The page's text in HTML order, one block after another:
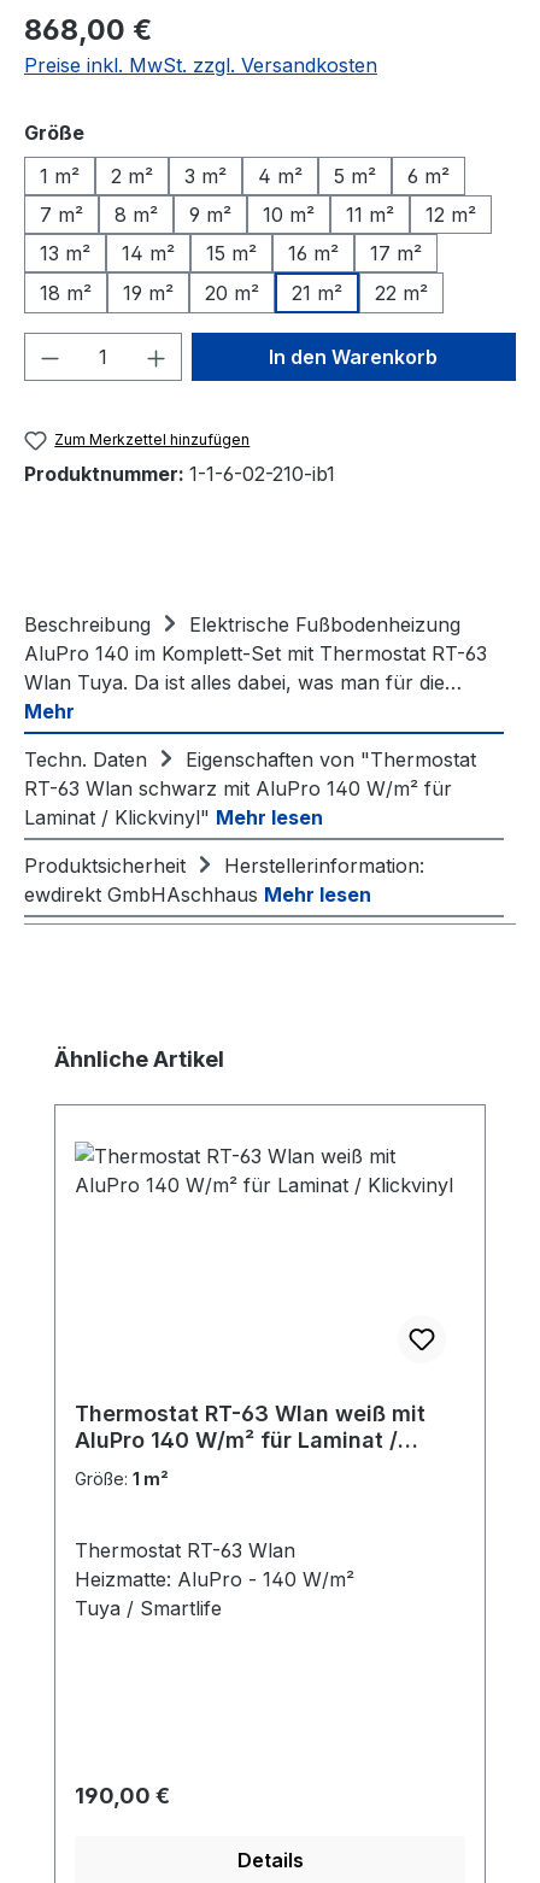
Regulärer Preis:
868,00 €
Preise inkl. MwSt. zzgl. Versandkosten
Größeauswählen
1 m²
2 m² 3 m² 4 m² 5 m²
6 m²
7 m²
8 m² 9 m² 10 m² 11 m²
12 m²
13 m²
14 m² 15 m² 16 m²
17 m²
18 m²
19 m² 20 m² 21 m² 22 m²
Produkt Anzahl: Gib denIn den Warenkorb
Zum Merkzettel hinzufügen
Produktnummer: 1-1-6-02-210-ib1
Beschreibung
Elektrische Fußbodenheizung
AluPro 140 im Komplett-Set mit Thermostat RT-63
Wlan Tuya. Da ist alles dabei, was man für die…
Mehr
Techn. Daten
Eigenschaften von "Thermostat
RT-63 Wlan schwarz mit AluPro 140 W/m² für
Laminat / Klickvinyl" Mehr lesen
Produktsicherheit
Herstellerinformation:
ewdirekt GmbHAschhaus Mehr lesen
Produktgalerie überspringen
Ähnliche Artikel
Thermostat RT-63 Wlan weiß mit
AluPro 140 W/m² für Laminat /
Klickvinyl
Größe: 1 m²
Thermostat RT-63 Wlan
Heizmatte: AluPro - 140 W/m²
Tuya / Smartlife
Regulärer Preis:
190,00 €
Details